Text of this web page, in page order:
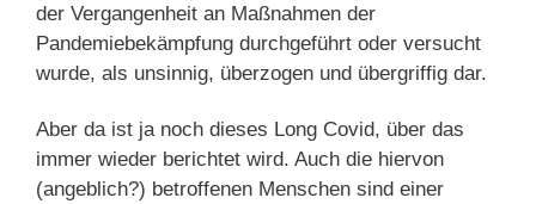
der Vergangenheit an Maßnahmen der
Pandemiebekämpfung durchgeführt oder versucht
wurde, als unsinnig, überzogen und übergriffig dar.
Aber da ist ja noch dieses Long Covid, über das
immer wieder berichtet wird. Auch die hiervon
(angeblich?) betroffenen Menschen sind einer